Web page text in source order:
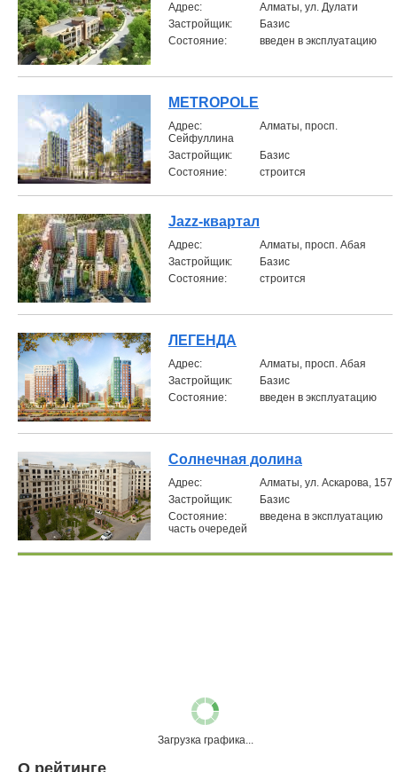
Aдрес:
Алматы, ул. Дулати
Застройщик:
Базис
Состояние:
введен в эксплуатацию
METROPOLE
Aдрес:
Алматы, просп.
Сейфуллина
Застройщик:
Базис
Состояние:
строится
Jazz-квартал
Aдрес:
Алматы, просп. Абая
Застройщик:
Базис
Состояние:
строится
ЛЕГЕНДА
Aдрес:
Алматы, просп. Абая
Застройщик:
Базис
Состояние:
введен в эксплуатацию
Солнечная долина
Aдрес:
Алматы, ул. Аскарова, 157
Застройщик:
Базис
Состояние:
введена в эксплуатацию
часть очередей
Загрузка графика...